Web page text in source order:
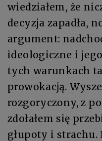
wiedziałem, że
decyzja zapadła,
argument:
ideologiczne i
tych warunkach
prowokacją.
rozgoryczony, z
zdołałem się
głupoty i strachu.